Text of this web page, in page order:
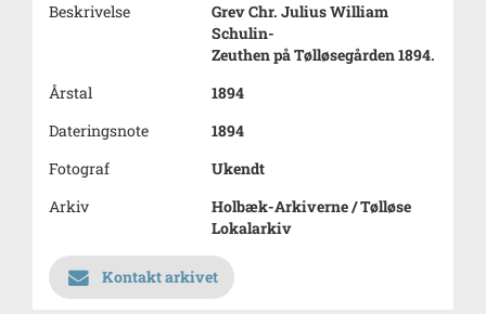
Beskrivelse
Grev Chr. Julius William
Schulin-
Zeuthen på Tølløsegården 1894.
Årstal
1894
Dateringsnote
1894
Fotograf
Ukendt
Arkiv
Holbæk-Arkiverne / Tølløse
Lokalarkiv
Kontakt arkivet